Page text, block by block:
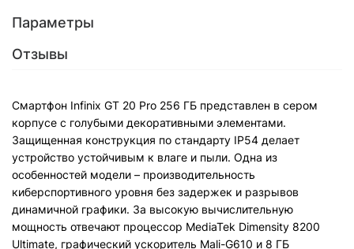
Параметры
Отзывы
Смартфон Infinix GT 20 Pro 256 ГБ представлен в сером
корпусе с голубыми декоративными элементами.
Защищенная конструкция по стандарту IP54 делает
устройство устойчивым к влаге и пыли. Одна из
особенностей модели – производительность
киберспортивного уровня без задержек и разрывов
динамичной графики. За высокую вычислительную
мощность отвечают процессор MediaTek Dimensity 8200
Ultimate, графический ускоритель Mali-G610 и 8 ГБ